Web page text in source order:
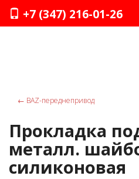
+7 (347) 216-01-26
← ВАZ-переднепривод
Прокладка
металл.
силиконовая